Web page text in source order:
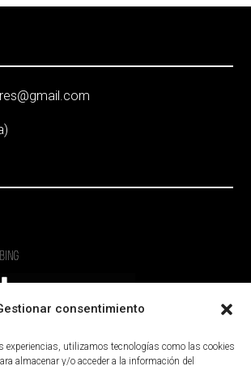
consentimiento
experiencias, utilizamos tecnologías como las cookies
almacenar y/o acceder a la información del